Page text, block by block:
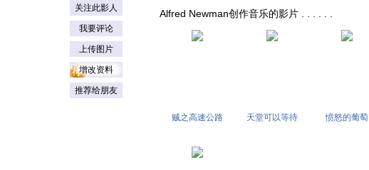
关注此影人
我要评论
上传图片
增改资料
推荐给朋友
Alfred Newman创作音乐的影片 . . . . . .
贼之高速公路 天堂可以等待 愤怒的葡萄